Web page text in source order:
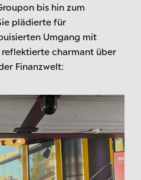
bis hin zum
plädierte für
Umgang mit
charmant über
Finanzwelt: